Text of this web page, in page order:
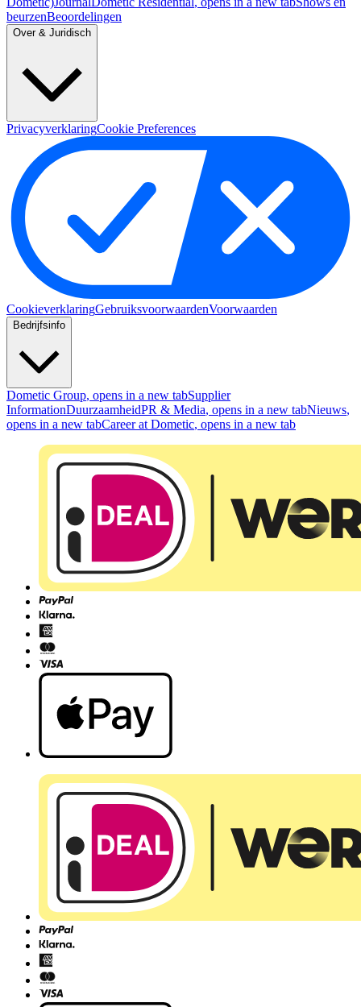
beurzenBeoordelingen
Over & Juridisch
PrivacyverklaringCookie Preferences
CookieverklaringGebruiksvoorwaardenVoorwaarden
Bedrijfsinfo
Dometic Group, opens in a new tabSupplier
InformationDuurzaamheidPR & Media, opens in a new tabNieuws,
opens in a new tabCareer at Dometic, opens in a new tab